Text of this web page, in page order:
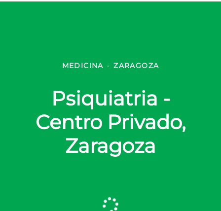
MEDICINA · ZARAGOZA
Psiquiatria -
Centro Privado,
Zaragoza